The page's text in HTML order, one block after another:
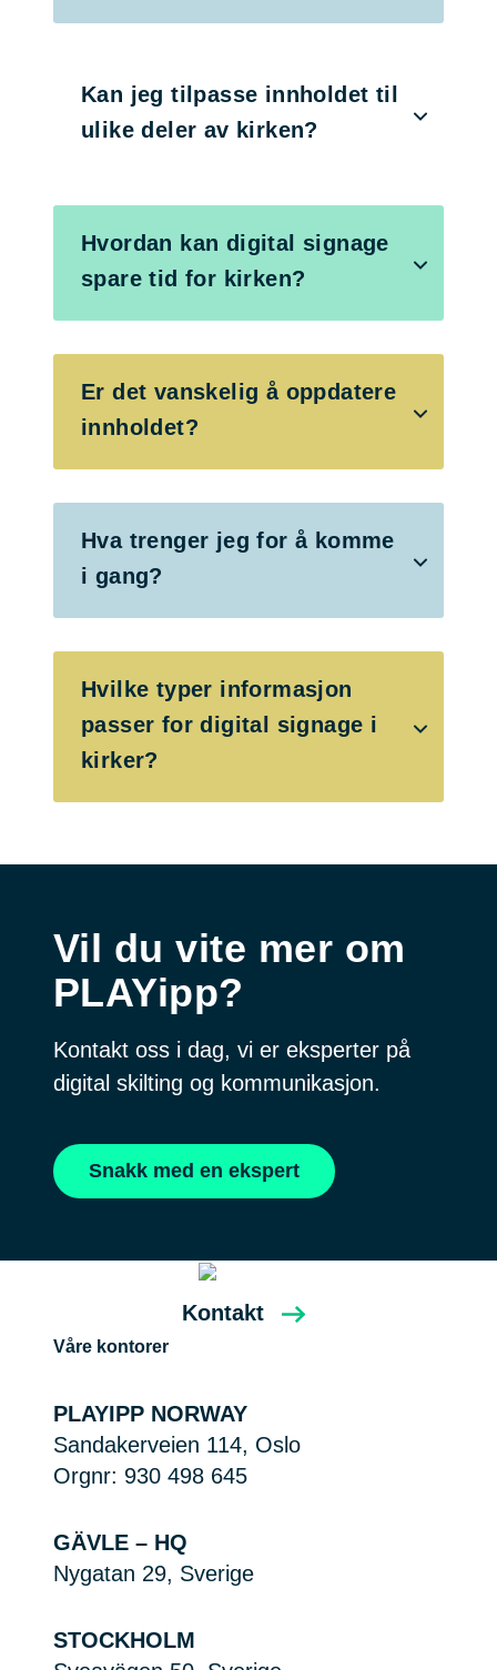
Kan jeg tilpasse innholdet til
ulike deler av kirken?
Hvordan kan digital signage
spare tid for kirken?
Er det vanskelig å oppdatere
innholdet?
Hva trenger jeg for å komme
i gang?
Hvilke typer informasjon
passer for digital signage i
kirker?
Vil du vite mer om
PLAYipp?
Kontakt oss i dag, vi er eksperter på
digital skilting og kommunikasjon.
Snakk med en ekspert
Kontakt
Våre kontorer
PLAYIPP NORWAY
Sandakerveien 114, Oslo
Orgnr: 930 498 645
GÄVLE – HQ
Nygatan 29, Sverige
STOCKHOLM